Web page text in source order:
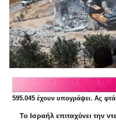
595.045 έχουν υπογράψει. Ας
Το Ισραήλ επιταχύνει την